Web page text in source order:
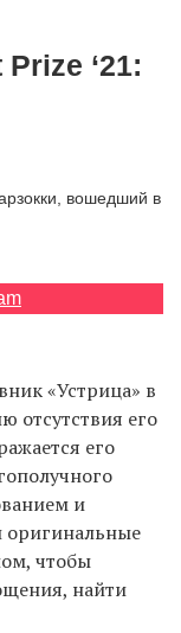
‘21:
вошедший в
«Устрица» в
отсутствия его
его
и
оригинальные
чтобы
найти